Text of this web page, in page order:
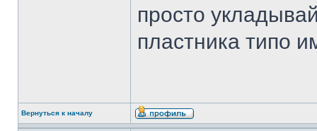
просто
пластника типо
Вернуться к началу